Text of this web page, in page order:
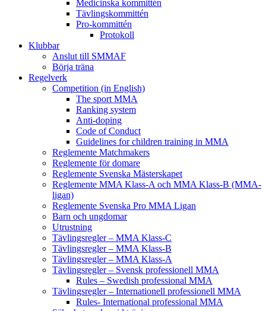
Medicinska kommittén
Tävlingskommittén
Pro-kommittén
Protokoll
Klubbar
Anslut till SMMAF
Börja träna
Regelverk
Competition (in English)
The sport MMA
Ranking system
Anti-doping
Code of Conduct
Guidelines for children training in MMA
Reglemente Matchmakers
Reglemente för domare
Reglemente Svenska Mästerskapet
Reglemente MMA Klass-A och MMA Klass-B (MMA-
ligan)
Reglemente Svenska Pro MMA Ligan
Barn och ungdomar
Utrustning
Tävlingsregler – MMA Klass-C
Tävlingsregler – MMA Klass-B
Tävlingsregler – MMA Klass-A
Tävlingsregler – Svensk professionell MMA
Rules – Swedish professional MMA
Tävlingsregler – Internationell professionell MMA
Rules- International professional MMA